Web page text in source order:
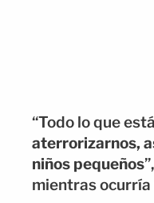
“Todo lo que
aterrorizarnos,
niños pequeños
mientras ocurría